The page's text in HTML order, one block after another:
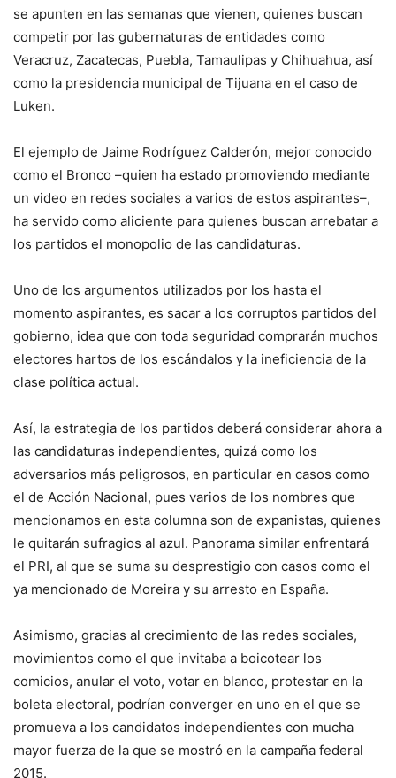
se apunten en las semanas que vienen, quienes buscan
competir por las gubernaturas de entidades como
Veracruz, Zacatecas, Puebla, Tamaulipas y Chihuahua, así
como la presidencia municipal de Tijuana en el caso de
Luken.
El ejemplo de Jaime Rodríguez Calderón, mejor conocido
como el Bronco –quien ha estado promoviendo mediante
un video en redes sociales a varios de estos aspirantes–,
ha servido como aliciente para quienes buscan arrebatar a
los partidos el monopolio de las candidaturas.
Uno de los argumentos utilizados por los hasta el
momento aspirantes, es sacar a los corruptos partidos del
gobierno, idea que con toda seguridad comprarán muchos
electores hartos de los escándalos y la ineficiencia de la
clase política actual.
Así, la estrategia de los partidos deberá considerar ahora a
las candidaturas independientes, quizá como los
adversarios más peligrosos, en particular en casos como
el de Acción Nacional, pues varios de los nombres que
mencionamos en esta columna son de expanistas, quienes
le quitarán sufragios al azul. Panorama similar enfrentará
el PRI, al que se suma su desprestigio con casos como el
ya mencionado de Moreira y su arresto en España.
Asimismo, gracias al crecimiento de las redes sociales,
movimientos como el que invitaba a boicotear los
comicios, anular el voto, votar en blanco, protestar en la
boleta electoral, podrían converger en uno en el que se
promueva a los candidatos independientes con mucha
mayor fuerza de la que se mostró en la campaña federal
2015.